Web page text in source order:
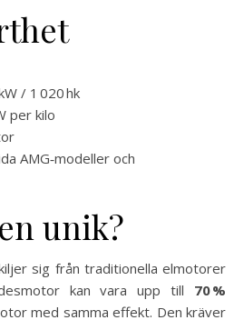
/ 1 020 hk
per kilo
AMG‑modeller och
unik?
sig från traditionella elmotorer
kan vara upp till 70 %
med samma effekt. Den kräver